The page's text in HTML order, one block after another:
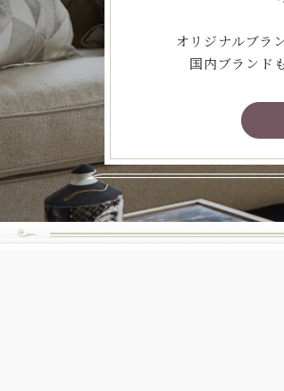
オリジナルブラ
国内ブランド